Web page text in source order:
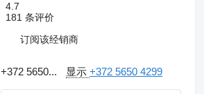
4.7
181 条评价
订阅该经销商
+372 5650... 显示+372 5650 4299